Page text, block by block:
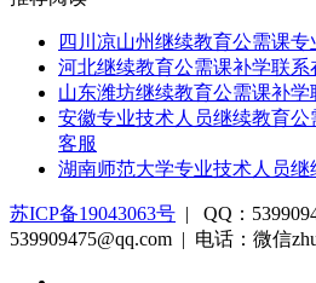
四川凉山州继续教育公需课
河北继续教育公需课补学联系
山东潍坊继续教育公需课补学
安徽专业技术人员继续教育
客服
湖南师范大学专业技术人员
苏ICP备19043063号 | QQ：
539909475@qq.com | 电话：微信